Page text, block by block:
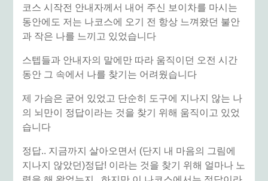
코스 시작전 안내자께서 내어 주신 보이차를 마시는
동안에도 저는 나코스에 오기 전 항상 느껴왔던 불안
과 작은 나를 느끼고 있었습니다
스텝들과 안내자의 말에만 따라 움직이던 오전 시간
동안 그 속에서 나를 찾기는 어려웠습니다
제 가슴은 굳어 있었고 단순히 도구에 지나지 않는 나
의 뇌만이 정답이라는 것을 찾기 위해 움직이고 있었
습니다
정답.. 지금까지 살아오면서 (단지 내 마음의 그림에
지나지 않았던)정답! 이라는 것을 찾기 위해 얼마나 노